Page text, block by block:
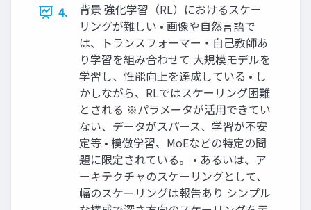
4.
背景 強化学習（RL）におけるスケー
リングが難しい • 画像や自然言語で
は、トランスフォーマー・自己教師あ
り学習を組み合わせて 大規模モデルを
学習し、性能向上を達成している • し
かしながら、RLではスケーリング困難
とされる ※パラメータが活用できてい
ない、データがスパース、学習が不安
定等 • 模倣学習、MoEなどの特定の問
題に限定されている。 • あるいは、ア
ーキテクチャのスケーリングとして、
幅のスケーリングは報告あり シンプル